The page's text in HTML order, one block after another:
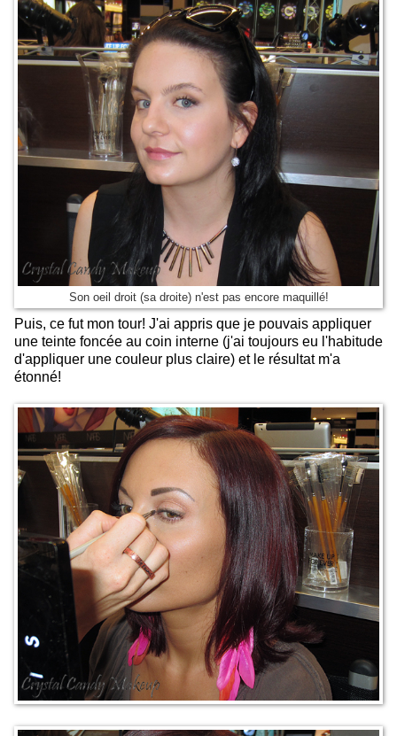
Son oeil droit (sa droite) n'est pas encore maquillé!
Puis, ce fut mon tour! J'ai appris que je pouvais appliquer
une teinte foncée au coin interne (j'ai toujours eu l'habitude
d'appliquer une couleur plus claire) et le résultat m'a
étonné!